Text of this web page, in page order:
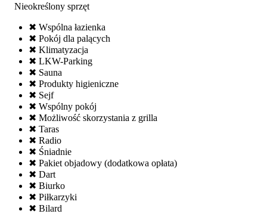
Nieokreślony sprzęt
✖ Wspólna łazienka
✖ Pokój dla palących
✖ Klimatyzacja
✖ LKW-Parking
✖ Sauna
✖ Produkty higieniczne
✖ Sejf
✖ Wspólny pokój
✖ Możliwość skorzystania z grilla
✖ Taras
✖ Radio
✖ Śniadnie
✖ Pakiet objadowy (dodatkowa opłata)
✖ Dart
✖ Biurko
✖ Piłkarzyki
✖ Bilard